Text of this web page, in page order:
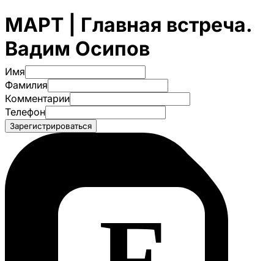
МАРТ | Главная встреча.
Вадим Осипов
Имя
Фамилия
Комментарии
Телефон
Зарегистрироваться